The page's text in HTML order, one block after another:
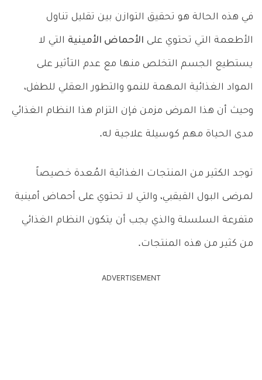
في هذه الحالة هو تحقيق التوازن بين تقليل تناول
الأطعمة التي تحتوي على الأحماض الأمينية التي لا
يستطيع الجسم التخلص منها مع عدم التأثير على
المواد الغذائية المهمة للنمو والتطور العقلي للطفل،
وحيث أن هذا المرض مزمن فإن التزام هذا النظام الغذائي
مدى الحياة مهم كوسيلة علاجية له.
توجد الكثير من المنتجات الغذائية المُعدة خصيصاً
لمرضى البول القيقبي، والتي لا تحتوي على أحماض أمينية
متفرعة السلسلة والذي يجب أن يتكون النظام الغذائي
من كثير من هذه المنتجات.
ADVERTISEMENT